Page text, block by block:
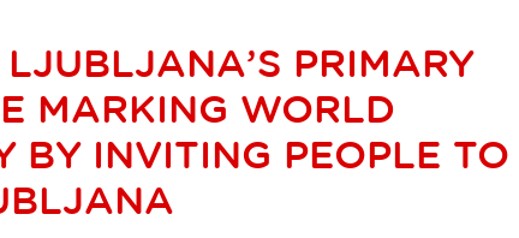
PRIMARY
MARKING WORLD
BY INVITING PEOPLE TO